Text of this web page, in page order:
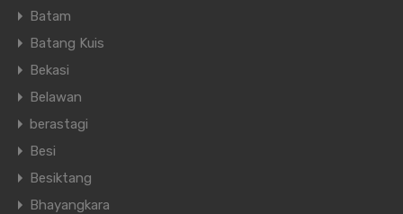
Batam
Batang Kuis
Bekasi
Belawan
berastagi
Besi
Besiktang
Bhayangkara